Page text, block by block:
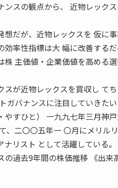
ンスの観点から、 近物レック
だが、近物レックスを 仮に
率性指標は大 幅に改善するだ
株 主価値・企業価値を高める
が近物レックスを買収し てち
ガバナンスに注目していきたい
やすひと） 一九九七年三月神
、二〇〇五年一 〇月にメリル
リスト として活躍している。
の過去9年間の株価推移 《出来